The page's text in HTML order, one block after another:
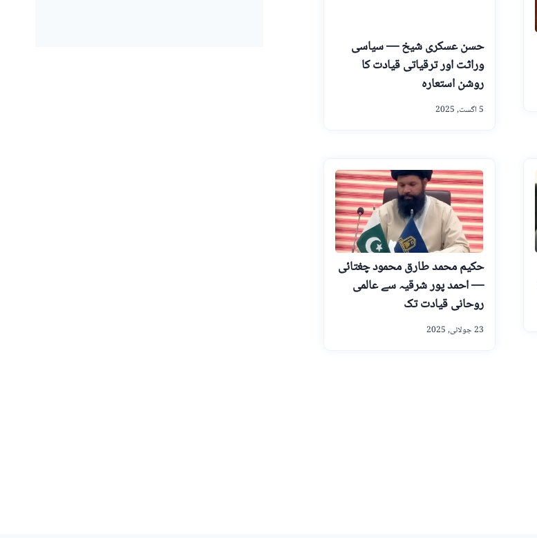
حسن عسکری شیخ — سیاسی
وراثت اور ترقیاتی قیادت کا
روشن استعارہ
5 اگست, 2025
حکیم محمد طارق محمود چغتائی
— احمد پور شرقیہ سے عالمی
روحانی قیادت تک
23 جولائی, 2025